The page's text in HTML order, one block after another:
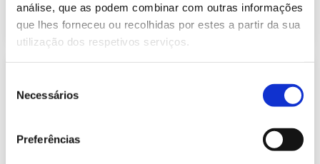
análise, que as podem combinar com outras informações
que lhes forneceu ou recolhidas por estes a partir da sua
utilização dos respetivos serviços.
Necessários
Preferências
2021-07-02 Eletricidade
455.74 Kb 2021